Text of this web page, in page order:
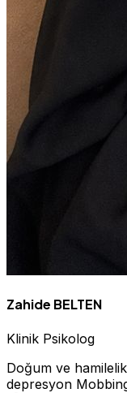
Zahide BELTEN
Klinik Psikolog
Doğum ve
depresyon